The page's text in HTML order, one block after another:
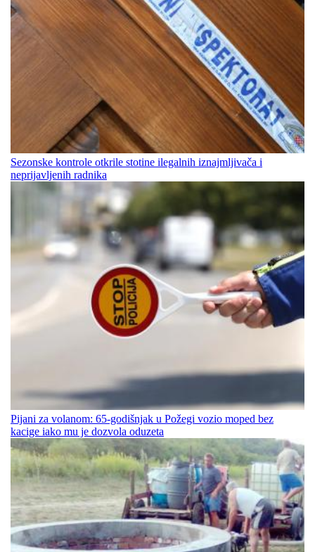
Sezonske kontrole otkrile stotine ilegalnih iznajmljivača i
neprijavljenih radnika
Pijani za volanom: 65-godišnjak u Požegi vozio moped bez
kacige iako mu je dozvola oduzeta